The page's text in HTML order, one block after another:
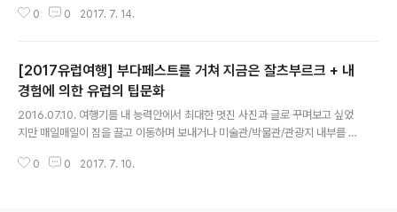
일정(세차, 식사, 목욕탕)을 소화하기 위해 부랴부랴 세차
[$경로 : $이동수단, $경비(비용), $조건, $구매처] 0. 인
예약변경 및 취소 불가 티켓이라는 점 때문에 더욱이 고생
하였다. 원래는 다구간 여행티켓의 경우 앞의 일정 중 하나
라도 사용되지 않으면(no-show 포함) 이후 일정도 모두
사용할 수 없는 티켓으로 되는 것이다. 다행히 대한항공의
욱 과장님의 살신성인과 같은 도움으로 한국으로 돌아가는
0 0 2017. 7. 14.
[2017유럽여행] 부다페스트를 거쳐 지금은 잘츠부르크 + 내
경험에 의한 유럽의 팁문화
2016.07.10. 여행기를 내 능력안에서 최대한 멋진 사진과 글로 꾸며보고 싶었
지만 매일매일이 짐을 끌고 이동하며 보내거나 미술관/박물관/관광지 내부를 돌
갈음할 수 있다고 볼 수 있다.(갑자기 말투가...) (이젠 컴퓨터도 안 켜고 모바일
0 0 2017. 7. 10.